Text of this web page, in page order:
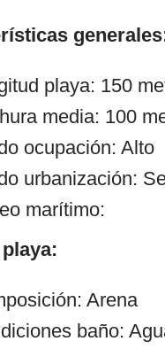
playa: 150
media: 100
ocupación: Alto
urbanización:
marítimo:
Arena
baño: